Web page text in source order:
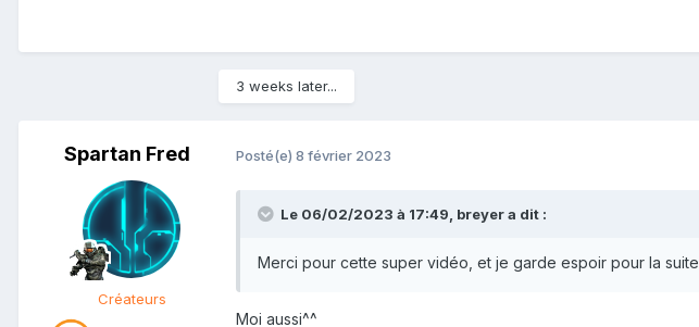
3 weeks later...
Spartan Fred
Créateurs
Posté(e) 8 février 2023
Le 06/02/2023 à 17:49, breyera dit :
Merci pour cette super vidéo, et je garde espoir pour la suite
Moi aussi^^